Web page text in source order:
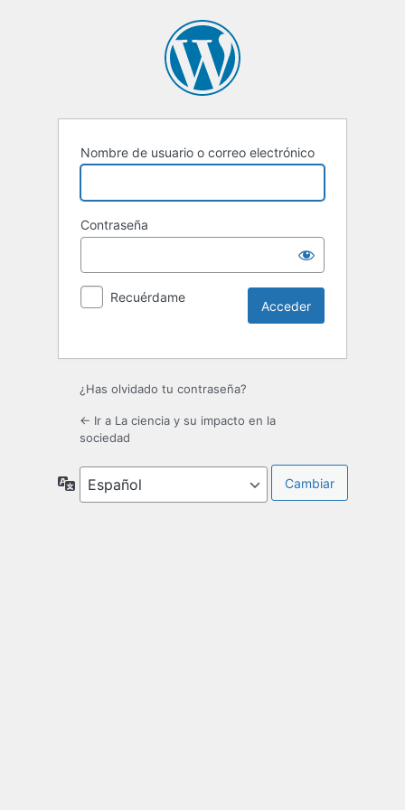
Nombre de usuario o correo electrónico
Contraseña
Recuérdame
¿Has olvidado tu contraseña?
← Ir a La ciencia y su impacto en la
sociedad
Idioma